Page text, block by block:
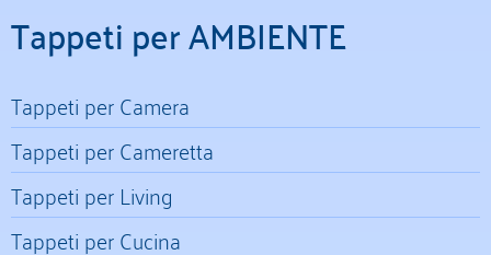
Tappeti per AMBIENTE
Tappeti per Camera
Tappeti per Cameretta
Tappeti per Living
Tappeti per Cucina